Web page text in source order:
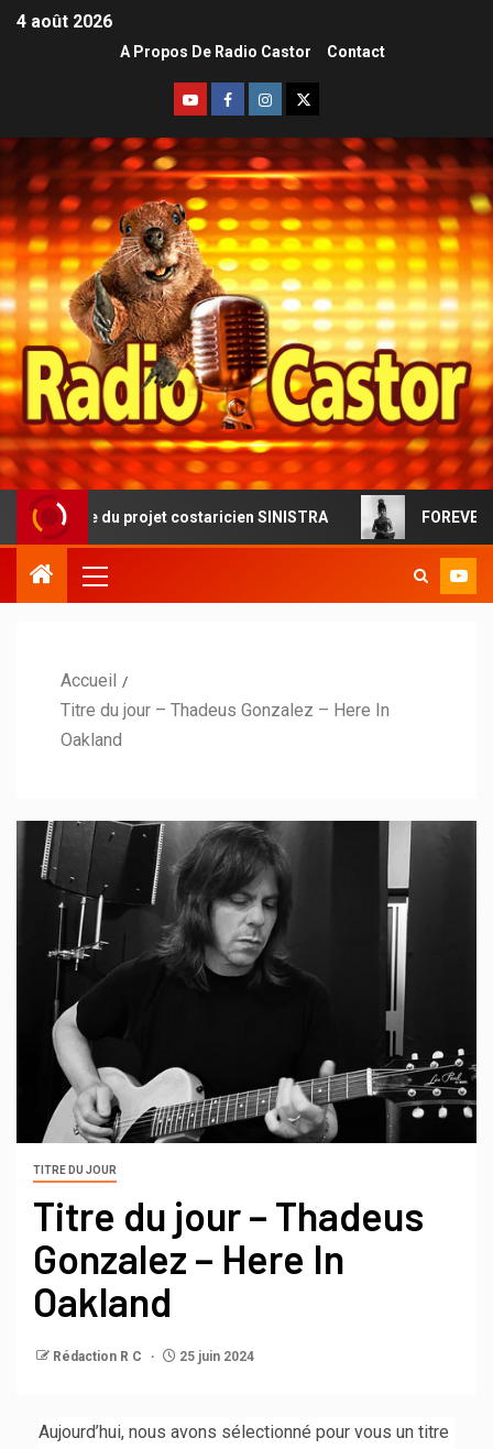
4 août 2026
A Propos De Radio Castor Contact
du projet costaricien SINISTRA FOREVERMORE : la
Accueil
Titre du jour – Thadeus Gonzalez – Here In
Oakland
TITRE DU JOUR
Titre du jour – Thadeus
Gonzalez – Here In
Oakland
Rédaction R C 25 juin 2024
Aujourd’hui, nous avons sélectionné pour vous un titre